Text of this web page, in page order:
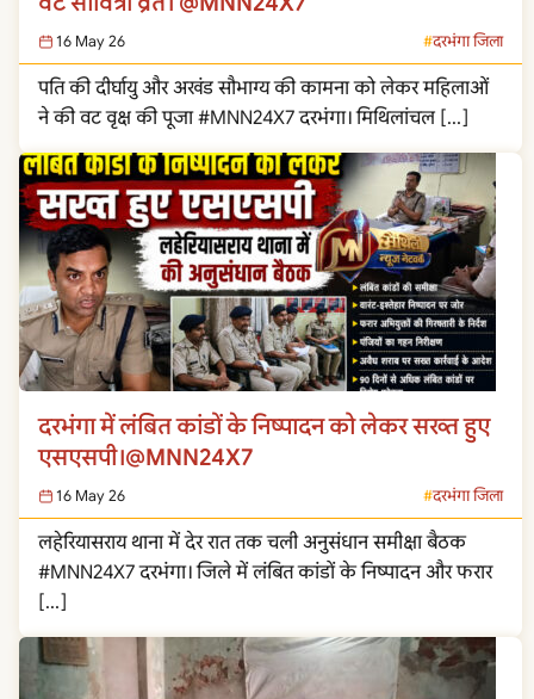
16 May 26 दरभंगा जिला
पति की दीर्घायु और अखंड सौभाग्य की कामना को लेकर महिलाओं
ने की वट वृक्ष की पूजा #MNN24X7 दरभंगा। मिथिलांचल […]
दरभंगा में लंबित कांडों के निष्पादन को लेकर सख्त हुए
एसएसपी।@MNN24X7
16 May 26 दरभंगा जिला
लहेरियासराय थाना में देर रात तक चली अनुसंधान समीक्षा बैठक
#MNN24X7 दरभंगा। जिले में लंबित कांडों के निष्पादन और फरार
[…]